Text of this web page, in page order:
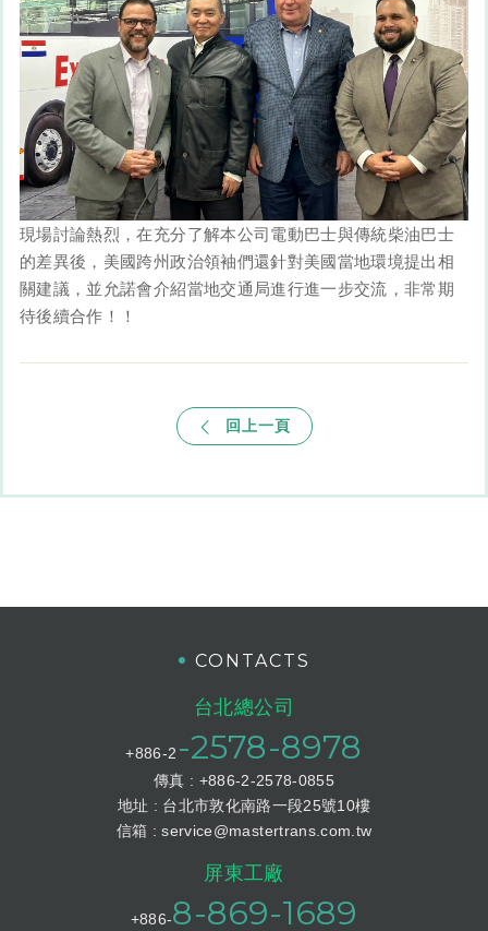
現場討論熱烈，在充分了解本公司電動巴士與傳統柴油巴士
的差異後，美國跨州政治領袖們還針對美國當地環境提出相
關建議，並允諾會介紹當地交通局進行進一步交流，非常期
待後續合作！！​​​
回上一頁
CONTACTS
台北總公司
+886-2 -2578-8978
傳真 : +886-2-2578-0855
地址 : 台北市敦化南路一段25號10樓
信箱 :service@mastertrans.com.tw
屏東工廠
+886-8-869-1689